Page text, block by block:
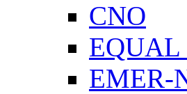
CNO
EQUAL
EMER-